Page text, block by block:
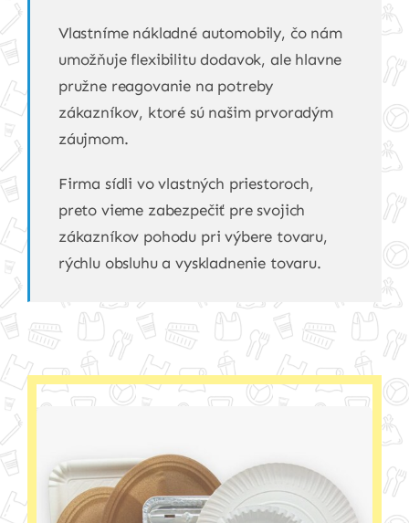
Vlastníme nákladné automobily, čo nám
umožňuje flexibilitu dodavok, ale hlavne
pružne reagovanie na potreby
zákazníkov, ktoré sú našim prvoradým
záujmom.
Firma sídli vo vlastných priestoroch,
preto vieme zabezpečiť pre svojich
zákazníkov pohodu pri výbere tovaru,
rýchlu obsluhu a vyskladnenie tovaru.